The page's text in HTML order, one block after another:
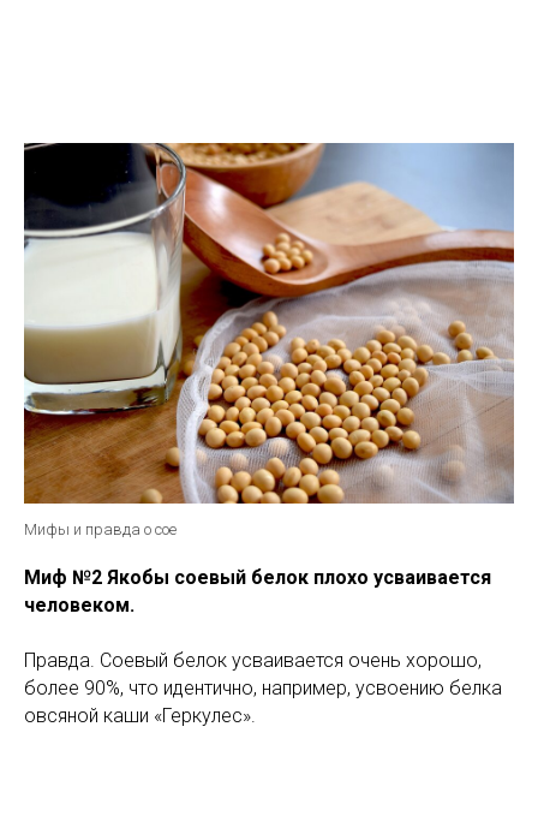
Мифы и правда о сое
Миф №2 Якобы соевый белок плохо усваивается
человеком.
Правда. Соевый белок усваивается очень хорошо,
более 90%, что идентично, например, усвоению белка
овсяной каши «Геркулес».